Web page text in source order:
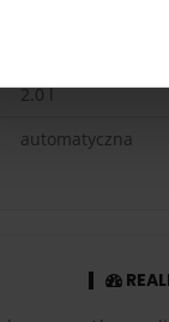
2.0 l
automatyczna